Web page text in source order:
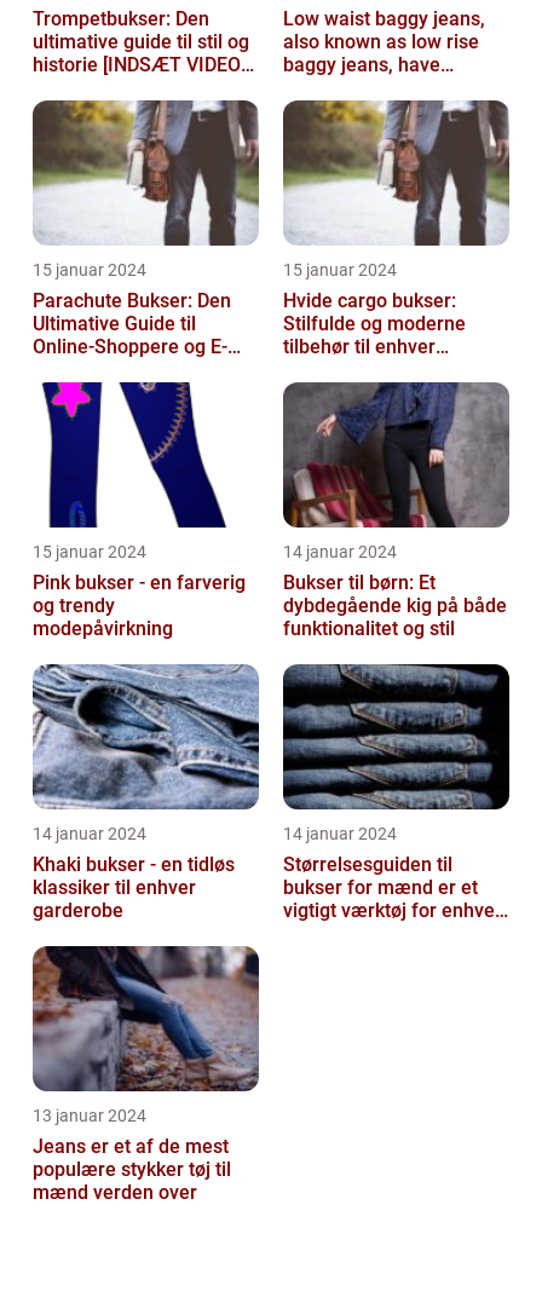
Trompetbukser: Den
ultimative guide til stil og
historie [INDSÆT VIDEO
Low waist baggy jeans,
also known as low rise
baggy jeans, have
fashion choice for ...
15 januar 2024
Parachute Bukser: Den
Ultimative Guide til
Online-Shoppere og E-
15 januar 2024
Hvide cargo bukser:
Stilfulde og moderne
tilbehør til enhver
15 januar 2024
Pink bukser - en farverig
og trendy
modepåvirkning
14 januar 2024
Bukser til børn: Et
dybdegående kig på både
funktionalitet og stil
14 januar 2024
Khaki bukser - en tidløs
klassiker til enhver
garderobe
14 januar 2024
Størrelsesguiden til
bukser for mænd er et
vigtigt værktøj for enhver
13 januar 2024
Jeans er et af de mest
populære stykker tøj til
mænd verden over